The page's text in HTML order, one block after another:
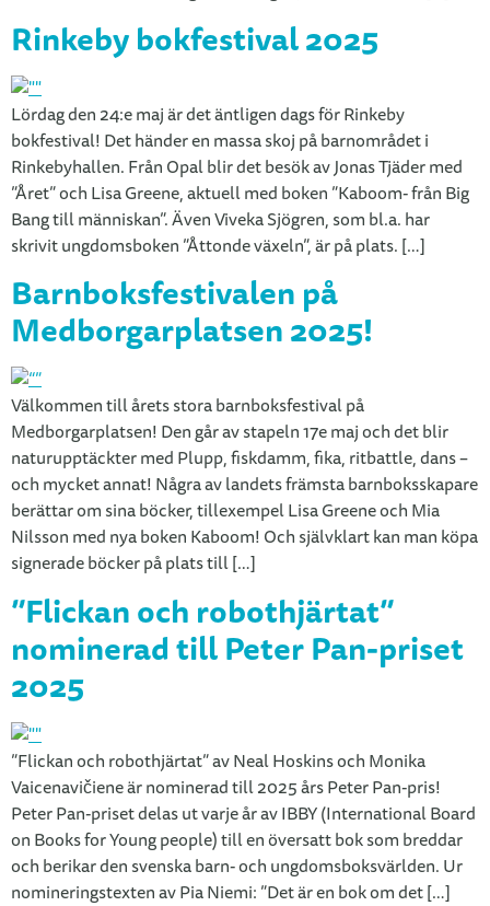
Rinkeby bokfestival 2025
Lördag den 24:e maj är det äntligen dags för Rinkeby
bokfestival! Det händer en massa skoj på barnområdet i
Rinkebyhallen. Från Opal blir det besök av Jonas Tjäder med
”Året” och Lisa Greene, aktuell med boken ”Kaboom- från Big
Bang till människan”. Även Viveka Sjögren, som bl.a. har
skrivit ungdomsboken ”Åttonde växeln”, är på plats. […]
Barnboksfestivalen på
Medborgarplatsen 2025!
Välkommen till årets stora barnboksfestival på
Medborgarplatsen! Den går av stapeln 17e maj och det blir
naturupptäckter med Plupp, fiskdamm, fika, ritbattle, dans –
och mycket annat! Några av landets främsta barnboksskapare
berättar om sina böcker, tillexempel Lisa Greene och Mia
Nilsson med nya boken Kaboom! Och självklart kan man köpa
signerade böcker på plats till […]
”Flickan och robothjärtat”
nominerad till Peter Pan-priset
2025
”Flickan och robothjärtat” av Neal Hoskins och Monika
Vaicenavičiene är nominerad till 2025 års Peter Pan-pris!
Peter Pan-priset delas ut varje år av IBBY (International Board
on Books for Young people) till en översatt bok som breddar
och berikar den svenska barn- och ungdomsboksvärlden. Ur
nomineringstexten av Pia Niemi: ”Det är en bok om det […]